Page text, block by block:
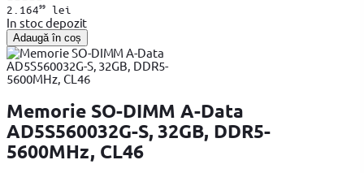
2.16499lei
In stoc depozit
Adaugă în coș
Memorie SO-DIMM A-Data
AD5S560032G-S, 32GB, DDR5-
5600MHz, CL46